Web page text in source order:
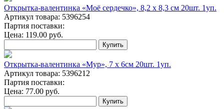
Открытка-валентинка «Моё сердечко», 8,2 х 8,3 см 20шт. 1уп.
Артикул товара: 5396254
Партия поставки:
Цена: 119.00 руб.
Купить
Открытка-валентинка «Мур», 7 х 6см 20шт. 1уп.
Артикул товара: 5396212
Партия поставки:
Цена: 77.00 руб.
Купить